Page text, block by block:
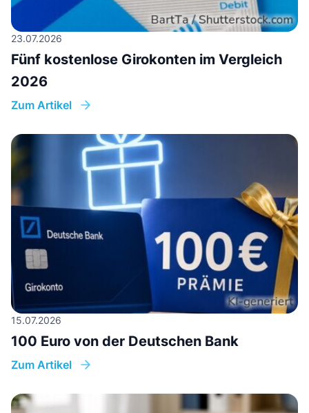
23.07.2026
Fünf kostenlose Girokonten im Vergleich
2026
Zum Artikel
15.07.2026
100 Euro von der Deutschen Bank
Zum Artikel